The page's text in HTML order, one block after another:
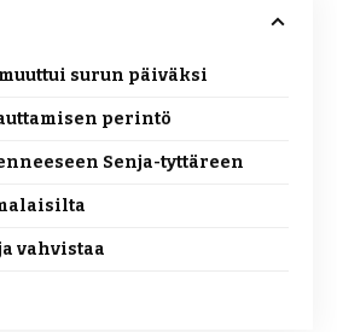
surun päiväksi
perintö
Senja-tyttäreen
vahvistaa